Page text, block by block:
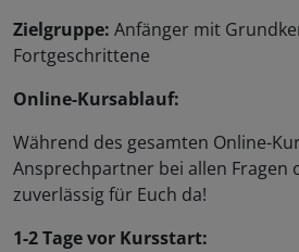
Zielgruppe: Anfänger mit
Fortgeschrittene
Online-Kursablauf:
Während des gesamten Online-
Ansprechpartner bei allen Fragen
zuverlässig für Euch da!
1-2 Tage vor Kursstart: